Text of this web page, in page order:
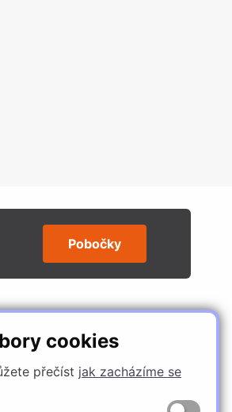
cookies
přečíst jak zacházíme se
Pobočky
NÁS